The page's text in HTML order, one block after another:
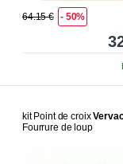
64.15 € - 50%
kit Point de croix
Fourrure de loup